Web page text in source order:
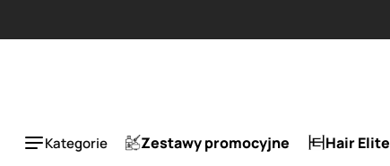
Kategorie Zestawy promocyjne Hair Elite